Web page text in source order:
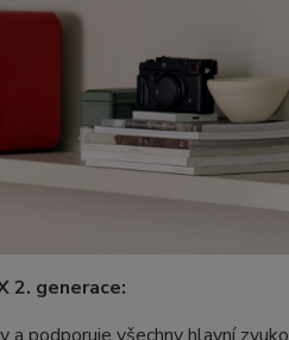
2. generace: